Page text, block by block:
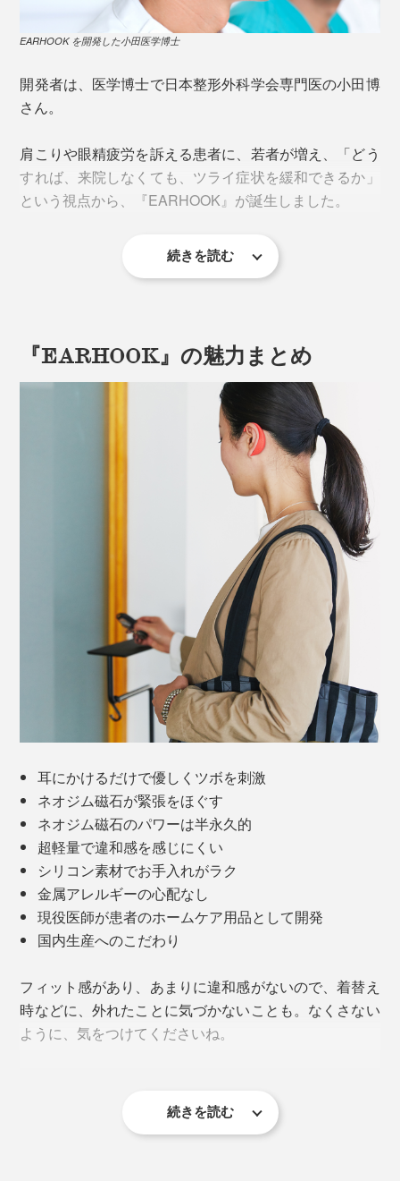
耳鳴り、めまい、頭痛、顔の引き締めなど
頭痛、肩こり、首のこり、耳鳴り、鼻づまり、花粉
症、風邪
天容（てんよう）
首の筋肉の緊張をほぐし、首の動きを楽にする
昇していることがわかります。もちろん個人差はありま
すが、30分かけるだけで、ぽかぽかとしてくる方もいる
《ネオジム磁石が刺激する神経》
動眼神経：眼の調節、眼の疲れ
内耳神経：めまい、乗り物酔い
顔面神経：表情筋、顔やせ
EARHOOK を開発した小田医学博士
開発者は、医学博士で日本整形外科学会専門医の小田博
さん。
肩こりや眼精疲労を訴える患者に、若者が増え、「どう
すれば、来院しなくても、ツライ症状を緩和できるか」
という視点から、『EARHOOK』が誕生しました。
シリコン製なので、金属が直接肌に当たることがなく、
金属アレルギーの心配もなし。汚れたら洗うこともでき
『EARHOOK』の効果を実感すると、その後はメンタル
続きを読む
『EARHOOK』の魅力まとめ
耳にかけるだけで優しくツボを刺激
ネオジム磁石が緊張をほぐす
ネオジム磁石のパワーは半永久的
超軽量で違和感を感じにくい
シリコン素材でお手入れがラク
金属アレルギーの心配なし
現役医師が患者のホームケア用品として開発
国内生産へのこだわり
フィット感があり、あまりに違和感がないので、着替え
時などに、外れたことに気づかないことも。なくさない
ように、気をつけてくださいね。
デジタル疲労が深刻化する前に
続きを読む